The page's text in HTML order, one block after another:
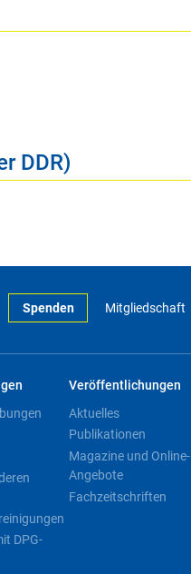
DDR)
Spenden Mitgliedschaft
DPG-
Veröffentlichungen
Aktuelles
Publikationen
Magazine und Online-
Angebote
Fachzeitschriften